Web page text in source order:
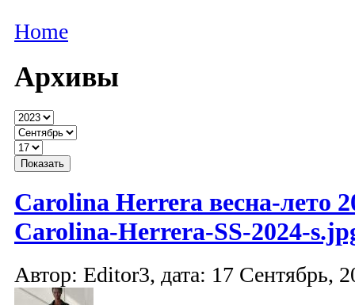
Home
Архивы
Carolina Herrera весна-лето
Carolina-Herrera-SS-2024-
Автор: Editor3, дата: 17 Сентябрь,